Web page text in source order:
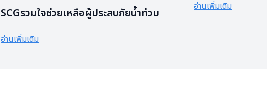
SCGรวมใจช่วยเหลือผู้ประสบภัยน้ำท่วม
อ่านเพิ่มเติม
อ่านเพิ่มเติม